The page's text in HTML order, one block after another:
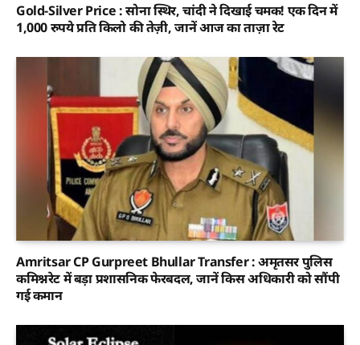
Gold-Silver Price : सोना स्थिर, चांदी ने दिखाई चमक! एक दिन में
1,000 रुपये प्रति किलो की तेज़ी, जानें आज का ताज़ा रेट
Amritsar CP Gurpreet Bhullar Transfer : अमृतसर पुलिस
कमिश्नरेट में बड़ा प्रशासनिक फेरबदल, जानें किस अधिकारी को सौंपी
गई कमान